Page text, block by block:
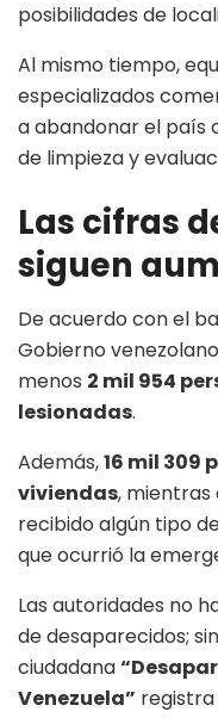
posibilidades de
Al mismo tiempo,
especializados
a abandonar el país
de limpieza y
Las cifras
siguen
De acuerdo con el
Gobierno
menos 2 mil 954
lesionadas.
Además,16 mil 309
viviendas, mientras
recibido algún tipo
que ocurrió la
Las autoridades no
de desaparecidos;
ciudadana
Venezuela”